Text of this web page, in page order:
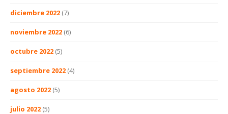
diciembre 2022 (7)
noviembre 2022 (6)
octubre 2022 (5)
septiembre 2022 (4)
agosto 2022 (5)
julio 2022 (5)